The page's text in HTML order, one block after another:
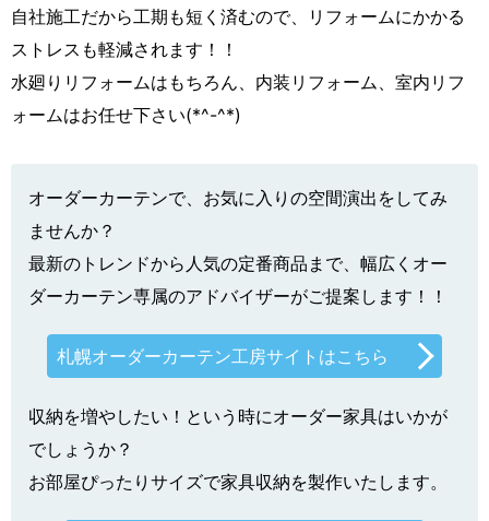
自社施工だから工期も短く済むので、リフォームにかかる
ストレスも軽減されます！！
水廻りリフォームはもちろん、内装リフォーム、室内リフ
ォームはお任せ下さい(*^-^*)
オーダーカーテンで、お気に入りの空間演出をしてみ
ませんか？
最新のトレンドから人気の定番商品まで、幅広くオー
ダーカーテン専属のアドバイザーがご提案します！！
札幌オーダーカーテン工房サイトはこちら
収納を増やしたい！という時にオーダー家具はいかが
でしょうか？
お部屋ぴったりサイズで家具収納を製作いたします。